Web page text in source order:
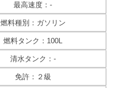
最高速度：-
燃料種別：ガソリン
燃料タンク：100L
清水タンク：-
免許：２級